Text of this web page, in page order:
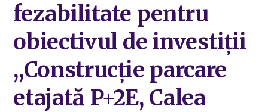
fezabilitate pentru
obiectivul de investiții
,,Construcție parcare
etajată P+2E, Calea